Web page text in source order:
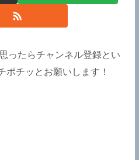
ったらチャンネル登録とい
ポチッとお願いします！